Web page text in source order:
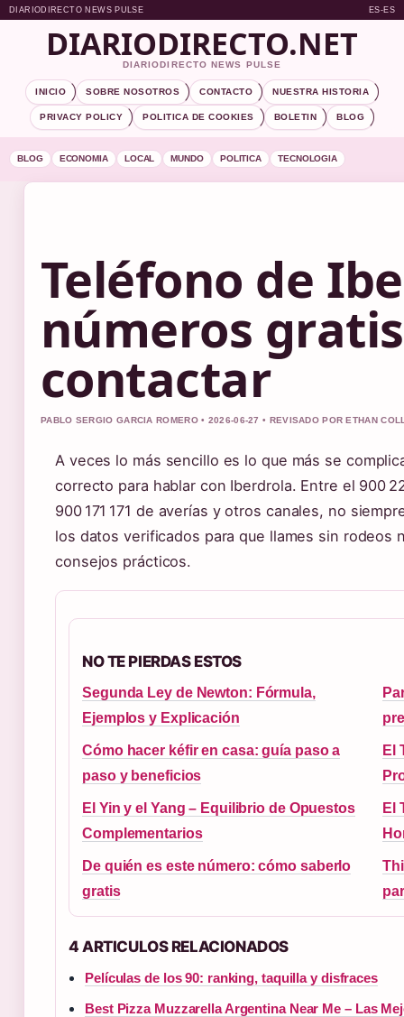
DIARIODIRECTO NEWS PULSE ES-ES
DIARIODIRECTO.NET
DIARIODIRECTO NEWS PULSE
INICIO SOBRE NOSOTROS CONTACTO NUESTRA HISTORIA
PRIVACY POLICY POLITICA DE COOKIES BOLETIN BLOG
BLOG ECONOMIA LOCAL MUNDO POLITICA TECNOLOGIA
Teléfono de
números
contactar
PABLO SERGIO GARCIA ROMERO • 2026-06-27 • REVISADO POR ETHAN
A veces lo más sencillo es lo que más se
correcto para hablar con Iberdrola. Entre el 900
900 171 171 de averías y otros canales, no
los datos verificados para que llames sin rodeos
consejos prácticos.
NO TE PIERDAS ESTOS
Segunda Ley de Newton: Fórmula,
Ejemplos y Explicación
Cómo hacer kéfir en casa: guía paso a
paso y beneficios
El
El Yin y el Yang – Equilibrio de Opuestos
Complementarios
El
De quién es este número: cómo saberlo
gratis
4 ARTICULOS RELACIONADOS
Películas de los 90: ranking, taquilla y disfraces
Best Pizza Muzzarella Argentina Near Me – Las